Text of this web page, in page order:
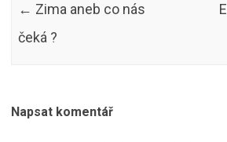
← Zima aneb co nás
čeká ?
Napsat komentář